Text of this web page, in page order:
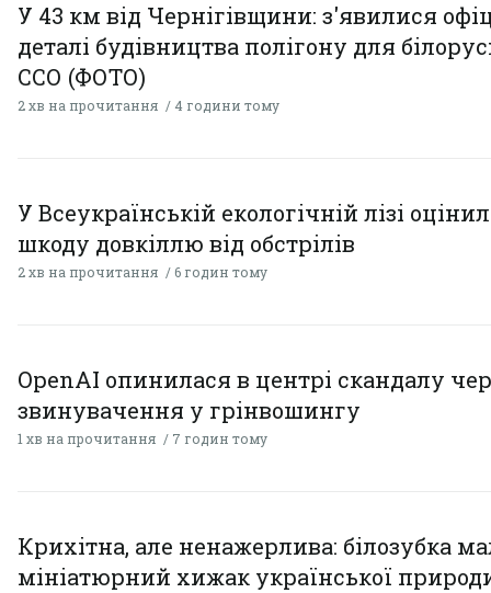
У 43 км від Чернігівщини: з'явилися
деталі будівництва полігону для
ССО (ФОТО)
2 хв на прочитання 4 години тому
У Всеукраїнській екологічній лізі
шкоду довкіллю від обстрілів
2 хв на прочитання 6 годин тому
OpenAI опинилася в центрі скандалу
звинувачення у грінвошингу
1 хв на прочитання 7 годин тому
Крихітна, але ненажерлива: білозубка
мініатюрний хижак української